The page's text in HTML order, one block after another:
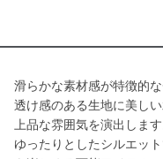
滑らかな素材感が特徴的な
透け感のある生地に美し
上品な雰囲気を演出します
ゆったりとしたシルエッ